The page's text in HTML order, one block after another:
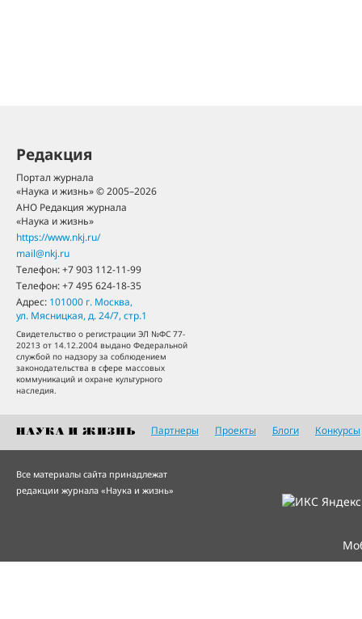
Редакция
Портал журнала
«Наука и жизнь» © 2005–2026
АНО Редакция журнала
«Наука и жизнь»
https://www.nkj.ru/
mail@nkj.ru
Телефон:+7 903 112-11-99
Телефон:+7 495 624-18-35
Адрес: 101000 г. Москва,
ул. Мясницкая, д. 24/7, стр.1
Свидетельство о регистрации ЭЛ №ФС 77-
20213 от 14.12.2004 выдано Федеральной
службой по надзору за соблюдением
законодательства в сфере массовых
коммуникаций и охране культурного
наследия.
Партнеры Проекты Блоги Конкурсы
Все материалы сайта принадлежат
редакции журнала «Наука и жизнь»